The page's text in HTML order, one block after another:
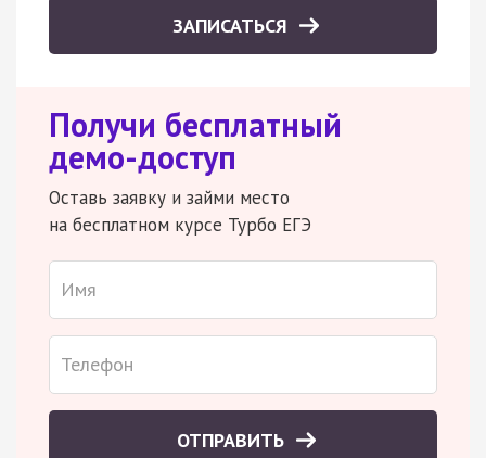
ЗАПИСАТЬСЯ
Получи бесплатный
демо-доступ
Оставь заявку и займи место
на бесплатном курсе Турбо ЕГЭ
ОТПРАВИТЬ